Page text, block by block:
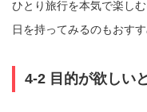
ひとり旅行を本気で楽し
日を持ってみるのもおすす
4-2 目的が欲しい